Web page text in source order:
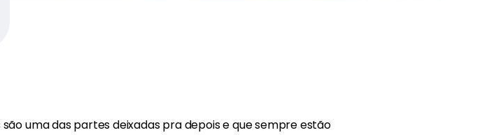
uma das partes deixadas pra depois e que sempre estão